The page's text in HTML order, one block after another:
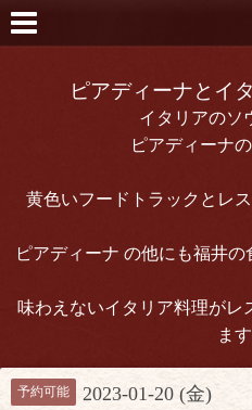
ピアディーナとイ
イタリアのソ
ピアディーナ
黄色いフードトラックとレ
ピアディーナ の他にも福井
味わえないイタリア料理がレ
ます
予約可能 2023-01-20 (金)